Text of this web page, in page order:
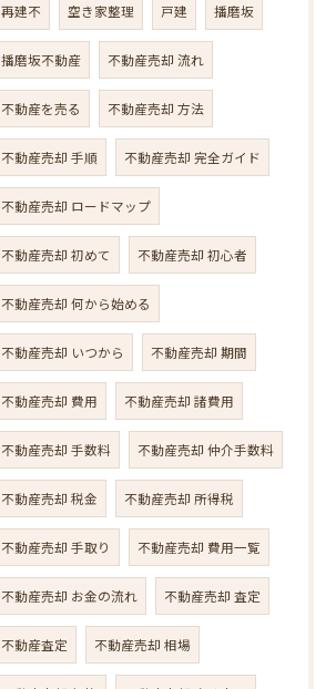
再建不 空き家整理 戸建 播磨坂
播磨坂不動産 不動産売却 流れ
不動産を売る 不動産売却 方法
不動産売却 手順 不動産売却 完全ガイド
不動産売却 ロードマップ
不動産売却 初めて 不動産売却 初心者
不動産売却 何から始める
不動産売却 いつから 不動産売却 期間
不動産売却 費用 不動産売却 諸費用
不動産売却 手数料 不動産売却 仲介手数料
不動産売却 税金 不動産売却 所得税
不動産売却 手取り 不動産売却 費用一覧
不動産売却 お金の流れ 不動産売却 査定
不動産査定 不動産売却 相場